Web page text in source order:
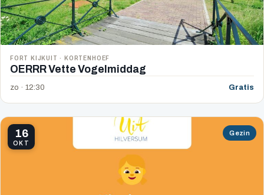
FORT KIJKUIT · KORTENHOEF
OERRR Vette Vogelmiddag
zo · 12:30 Gratis
16
OKT
Gezin